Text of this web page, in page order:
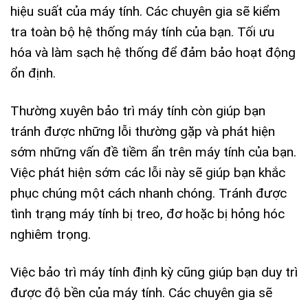
hiệu suất của máy tính. Các chuyên gia sẽ kiểm
tra toàn bộ hệ thống máy tính của bạn. Tối ưu
hóa và làm sạch hệ thống để đảm bảo hoạt động
ổn định.
Thường xuyên bảo trì máy tính còn giúp bạn
tránh được những lỗi thường gặp và phát hiện
sớm những vấn đề tiềm ẩn trên máy tính của bạn.
Việc phát hiện sớm các lỗi này sẽ giúp bạn khắc
phục chúng một cách nhanh chóng. Tránh được
tình trạng máy tính bị treo, đơ hoặc bị hỏng hóc
nghiêm trọng.
Việc bảo trì máy tính định kỳ cũng giúp bạn duy trì
được độ bền của máy tính. Các chuyên gia sẽ